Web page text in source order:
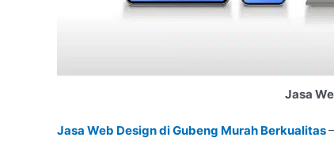
Jasa
Jasa Web Design di Gubeng Murah Berkualitas